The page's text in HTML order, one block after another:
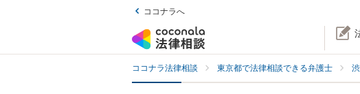
ココナラへ
ココナラ法律相談 東京都で法律相談できる弁護士